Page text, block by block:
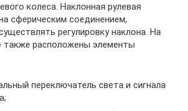
колеса. Наклонная рулевая
сферическим соединением,
регулировку наклона. На
также расположены элементы
переключатель света и сигнала